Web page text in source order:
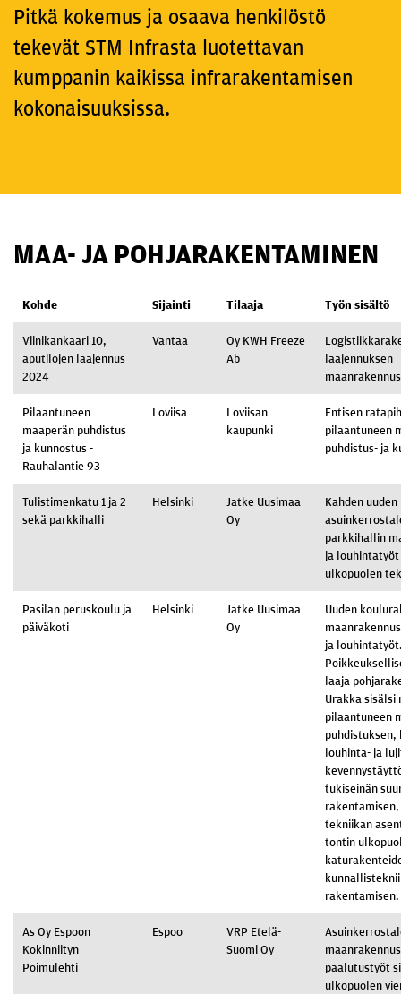
Pitkä kokemus ja osaava henkilöstö
tekevät STM Infrasta luotettavan
kumppanin kaikissa infrarakentamisen
kokonaisuuksissa.
MAA- JA POHJARAKENTAMINEN
Kohde Sijainti Tilaaja Työn sisältö
Viinikankaari 10,
aputilojen laajennus
2024
Vantaa
Oy KWH Freeze
Ab
laajennuksen
Pilaantuneen
maaperän puhdistus
ja kunnostus -
Rauhalantie 93
Loviisa
Loviisan
kaupunki
Entisen
pilaantuneen
puhdistus- ja
Tulistimenkatu 1 ja 2
sekä parkkihalli
Helsinki
Jatke Uusimaa
Oy
Kahden uuden
parkkihallin
ja
ulkopuolen
Pasilan peruskoulu ja
päiväkoti
Helsinki
Jatke Uusimaa
Oy
Uuden
ja
laaja
Urakka sisälsi
pilaantuneen
louhinta- ja
tukiseinän
tekniikan
tontin
rakentamisen.
As Oy Espoon
Kokinniityn
Poimulehti
Espoo
VRP Etelä-
Suomi Oy
paalutustyöt
ulkopuolen